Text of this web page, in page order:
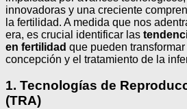
innovadoras y una creciente
la fertilidad. A medida que nos
era, es crucial identificar las
en fertilidad que pueden
concepción y el tratamiento de la
1. Tecnologías de
(TRA)